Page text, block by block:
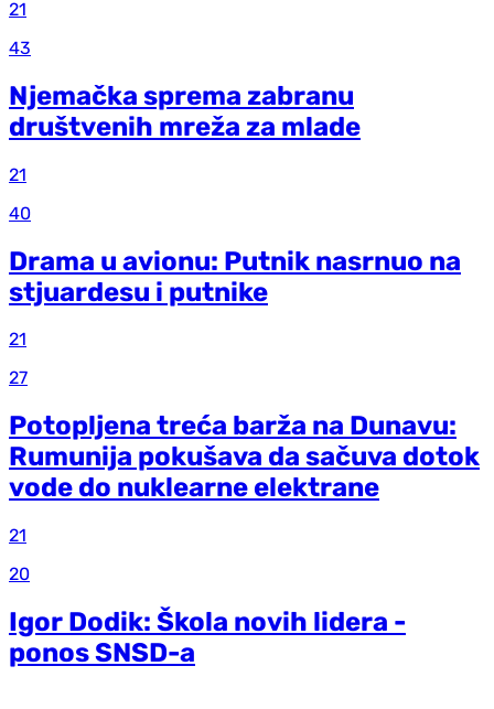
21
43
Njemačka sprema zabranu
društvenih mreža za mlade
21
40
Drama u avionu: Putnik nasrnuo na
stjuardesu i putnike
21
27
Potopljena treća barža na Dunavu:
Rumunija pokušava da sačuva dotok
vode do nuklearne elektrane
21
20
Igor Dodik: Škola novih lidera -
ponos SNSD-a